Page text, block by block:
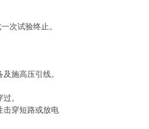
次试验终止。
施高压引线。
。
击穿短路或放电